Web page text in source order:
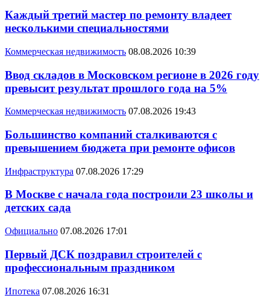
Каждый третий мастер по ремонту владеет
несколькими специальностями
Коммерческая недвижимость 08.08.2026 10:39
Ввод складов в Московском регионе в 2026 году
превысит результат прошлого года на 5%
Коммерческая недвижимость 07.08.2026 19:43
Большинство компаний сталкиваются с
превышением бюджета при ремонте офисов
Инфраструктура 07.08.2026 17:29
В Москве с начала года построили 23 школы и
детских сада
Официально 07.08.2026 17:01
Первый ДСК поздравил строителей с
профессиональным праздником
Ипотека 07.08.2026 16:31